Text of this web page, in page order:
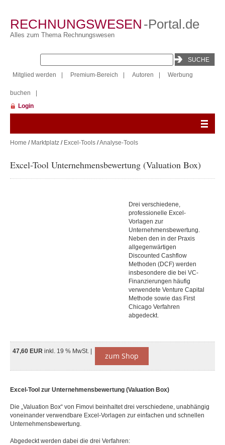
RECHNUNGSWESEN -Portal.de
Alles zum Thema Rechnungswesen
Mitglied werden Premium-Bereich Autoren Werbung
buchen
Login
Home / Marktplatz / Excel-Tools /Analyse-Tools
Excel-Tool Unternehmensbewertung (Valuation Box)
Drei verschiedene,
professionelle Excel-
Vorlagen zur
Unternehmensbewertung.
Neben den in der Praxis
allgegenwärtigen
Discounted Cashflow
Methoden (DCF) werden
insbesondere die bei VC-
Finanzierungen häufig
verwendete Venture Capital
Methode sowie das First
Chicago Verfahren
abgedeckt.
47,60 EUR inkl. 19 % MwSt. | zum Shop
Excel-Tool zur Unternehmensbewertung (Valuation Box)
Die „Valuation Box“ von Fimovi beinhaltet drei verschiedene, unabhängig
voneinander verwendbare Excel-Vorlagen zur einfachen und schnellen
Unternehmensbewertung.
Abgedeckt werden dabei die drei Verfahren: